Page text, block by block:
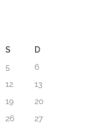
S
D
5
6
12
13
19
20
26 27